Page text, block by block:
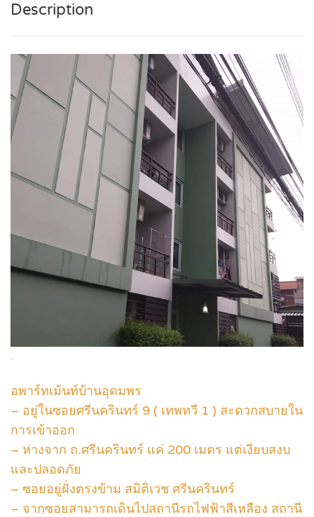
Description
.
อพาร์ทเม้นท์บ้านอุดมพร
– อยู่ในซอยศรีนครินทร์ 9 ( เทพทวี 1 ) สะดวกสบายใน
การเข้าออก
– ห่างจาก ถ.ศรีนครินทร์ แค่ 200 เมตร แต่เงียบสงบ
และปลอดภัย
– ซอยอยู่ฝั่งตรงข้าม สมิติเวช ศรีนครินทร์
– จากซอยสามารถเดินไปสถานีรถไฟฟ้าสีเหลือง สถานี